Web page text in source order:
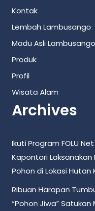
Kontak
Lembah Lambusango
Madu Asli Lambusango
Produk
Profil
Wisata Alam
Archives
Ikuti Program FOLU
Kapontori
Pohon di Lokasi
Ribuan Harapan
“Pohon Jiwa”